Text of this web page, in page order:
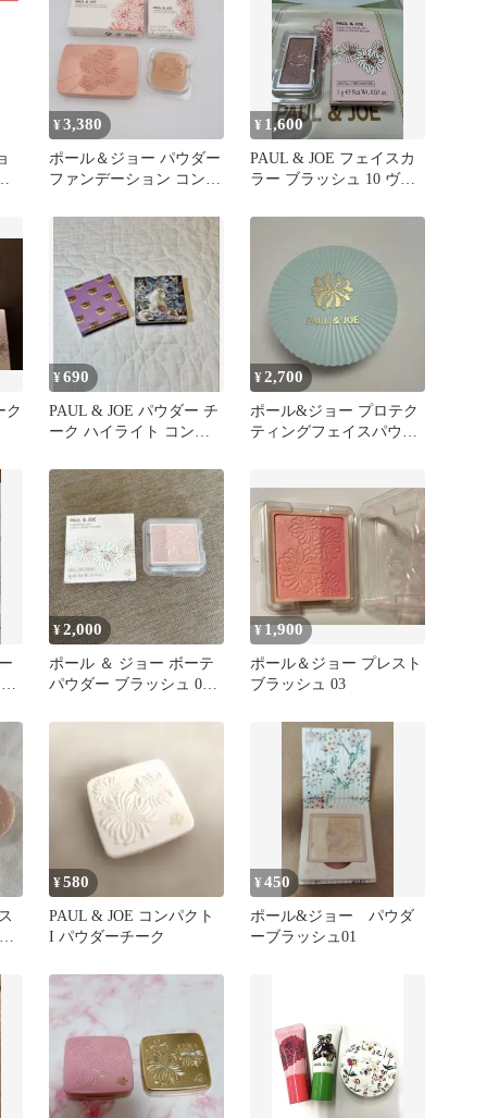
¥3,380
ポール＆ジョー パウダー
ファンデーション コンパ
¥ 1,600
PAUL & JOE フェイスカ
ラー ブラッシュ 10 ヴィ
ク
¥690
PAUL & JOE パウダー チ
ーク ハイライト コンパ
¥2,700
ポール&ジョー プロテク
ティングフェイスパウダ
¥2,000
ポール ＆ ジョー ボーテ
パウダー ブラッシュ 02
¥1,900
ポール＆ジョー プレスト
ブラッシュ 03
¥580
PAUL & JOE コンパクト
I パウダーチーク
¥450
ポール&ジョー パウダ
ーブラッシュ01